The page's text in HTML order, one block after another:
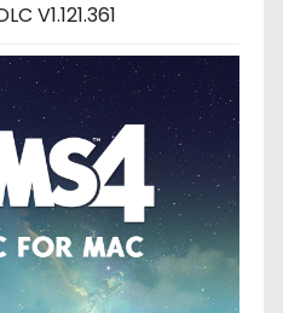
V1.121.361